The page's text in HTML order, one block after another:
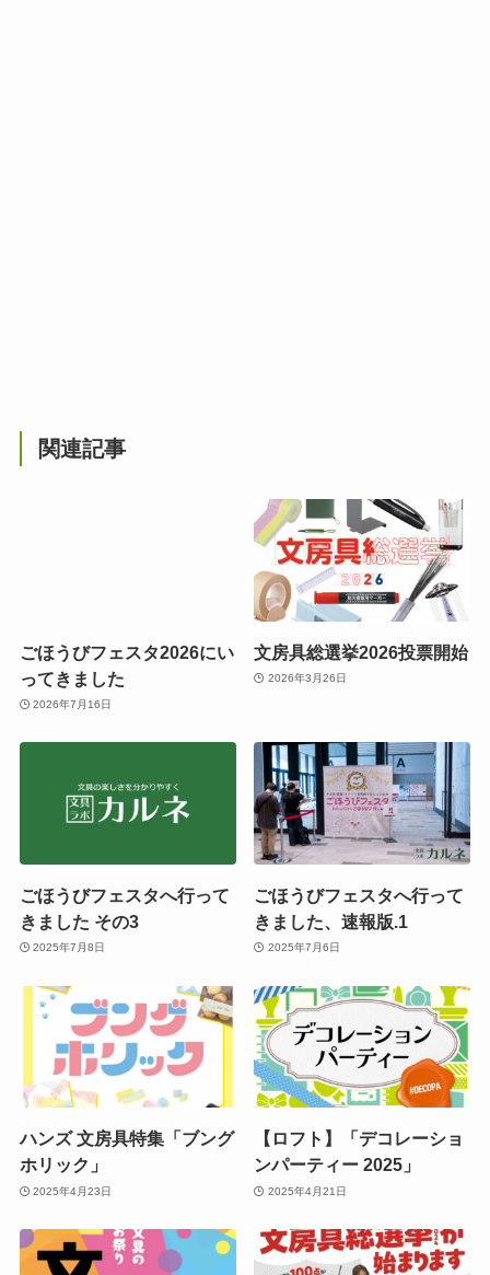
関連記事
ごほうびフェスタ2026にい
ってきました
2026年7月16日
文房具総選挙2026投票開始
2026年3月26日
ごほうびフェスタへ行って
きました その3
2025年7月8日
ごほうびフェスタへ行って
きました、速報版.1
2025年7月6日
ハンズ 文房具特集「ブング
ホリック」
2025年4月23日
【ロフト】「デコレーショ
ンパーティー 2025」
2025年4月21日